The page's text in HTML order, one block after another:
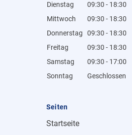
Dienstag
09:30 - 18:30
Mittwoch
09:30 - 18:30
Donnerstag
09:30 - 18:30
Freitag
09:30 - 18:30
Samstag
09:30 - 17:00
Sonntag
Geschlossen
Seiten
Startseite